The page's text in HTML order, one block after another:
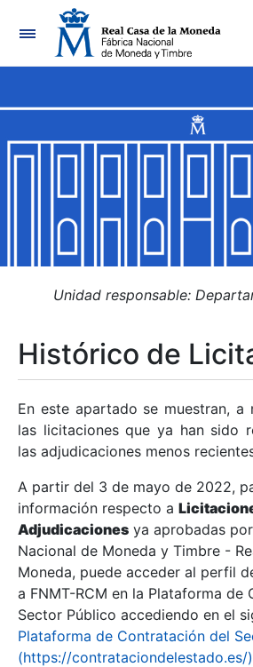
Navegación
Mostrar/Ocultar
Mostrar/Ocultar
Mostrar/Ocultar
Mostrar/Ocultar
Mostrar/Ocultar
Mostrar/Ocultar
Unidad responsable:
Histórico de
En este apartado se muestran, a
las licitaciones que ya han sido
las adjudicaciones menos
A partir del 3 de mayo de 2022,
información respecto a
Adjudicaciones ya aprobadas
Nacional de Moneda y Timbre -
Moneda, puede acceder al perfil
a FNMT-RCM en la Plataforma de
Sector Público accediendo en el
Plataforma de Contratación del
(https://contrataciondelestado.es/)